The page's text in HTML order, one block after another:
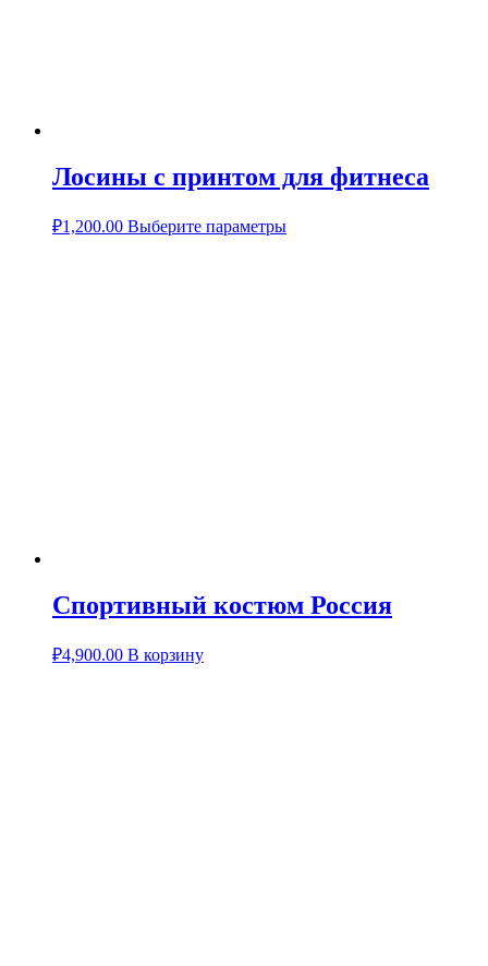
Лосины с принтом для фитнеса
₽1,200.00 Выберите параметры
Спортивный костюм Россия
₽4,900.00 В корзину